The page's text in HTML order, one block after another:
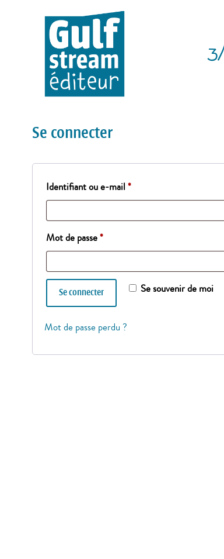
Se connecter
Identifiant ou e-mail*Obligatoire
Mot de passe*Obligatoire
Se souvenir de moi
Se connecter
Mot de passe perdu ?